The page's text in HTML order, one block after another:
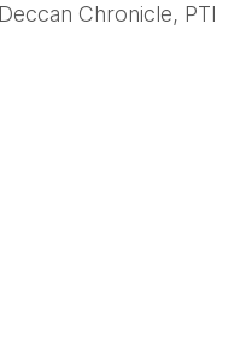
Chronicle, PTI